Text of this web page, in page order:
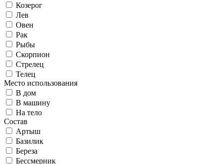
Козерог
Лев
Овен
Рак
Рыбы
Скорпион
Стрелец
Телец
Место использования
В дом
В машину
На тело
Состав
Артыш
Базилик
Береза
Бессмерник